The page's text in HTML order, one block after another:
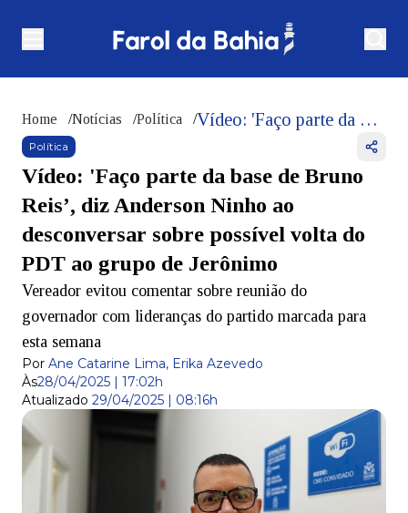
Home /Notícias /Política / Vídeo: 'Faço parte da base de Bruno Reis’, diz Anderson Ninho ao desconversar sobre possível volta do PDT ao grupo de Jerônimo
Política
Vídeo: 'Faço parte da base de Bruno
Reis’, diz Anderson Ninho ao
desconversar sobre possível volta do
PDT ao grupo de Jerônimo
Vereador evitou comentar sobre reunião do
governador com lideranças do partido marcada para
esta semana
Por Ane Catarine Lima, Erika Azevedo
Às28/04/2025 | 17:02h
Atualizado 29/04/2025 | 08:16h